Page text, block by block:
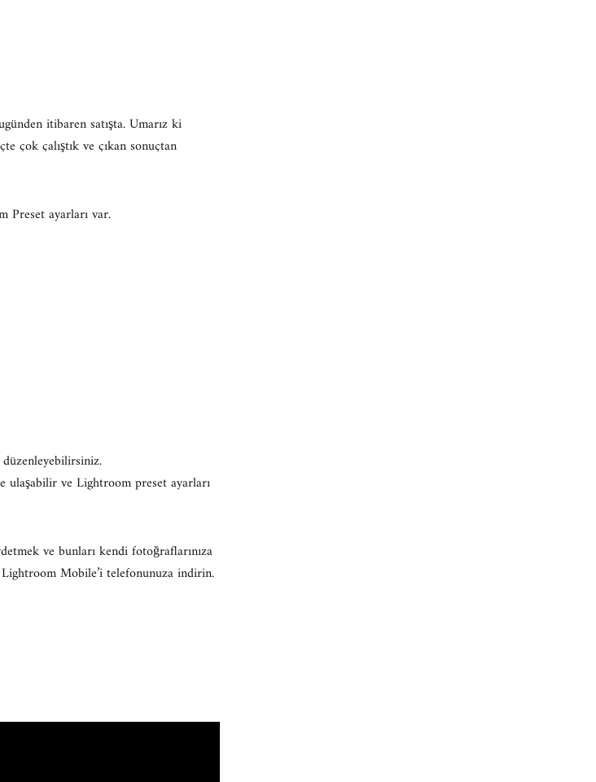
itibaren satışta. Umarız ki
çok çalıştık ve çıkan sonuçtan
Preset ayarları var.
ve Lightroom preset ayarları
ve bunları kendi fotoğraflarınıza
Mobile’i telefonunuza indirin.